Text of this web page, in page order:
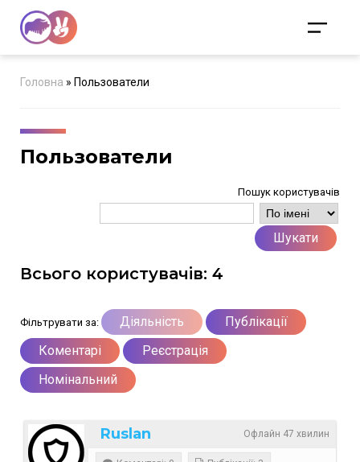
Головна » Пользователи
Пользователи
Пошук користувачів
Шукати
Всього користувачів: 4
Фільтрувати за: Діяльність
Публікації
Коментарі
Реєстрація
Номінальний
Офлайн 47 хвилин
Ruslan